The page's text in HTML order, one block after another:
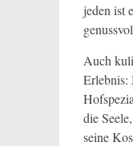
jeden ist
Auch
Erlebnis:
die
seine